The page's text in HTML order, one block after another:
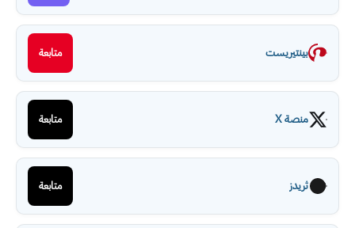
بينتيريست متابعة
منصة X متابعة
ثريدز متابعة